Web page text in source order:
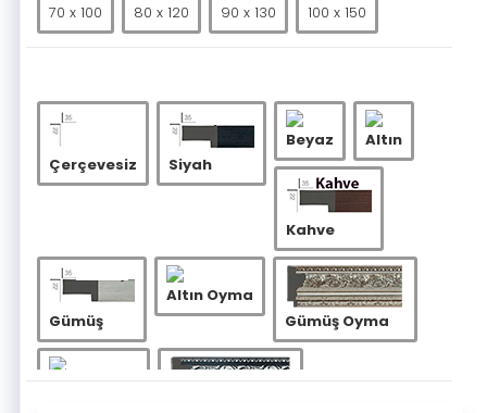
70 x 100 80 x 120 90 x 130 100 x 150
Çerçevesiz Siyah
Beyaz Altın
Kahve
Gümüş
Altın Oyma
Gümüş Oyma